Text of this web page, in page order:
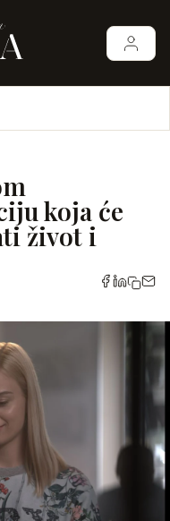
koja će
život i